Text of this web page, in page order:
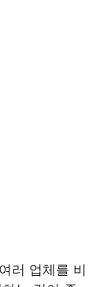
러 업체를 비